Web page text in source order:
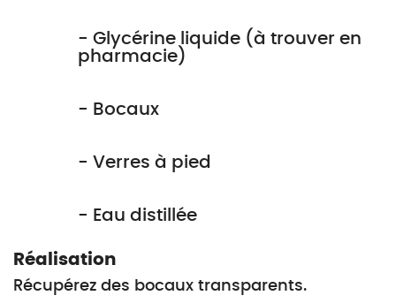
- Glycérine liquide (à trouver en
pharmacie)
- Bocaux
- Verres à pied
- Eau distillée
Réalisation
Récupérez des bocaux transparents.